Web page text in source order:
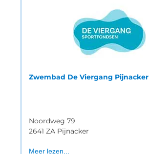
Zwembad De Viergang Pijnacker
Noordweg 79
2641 ZA Pijnacker
Meer lezen...